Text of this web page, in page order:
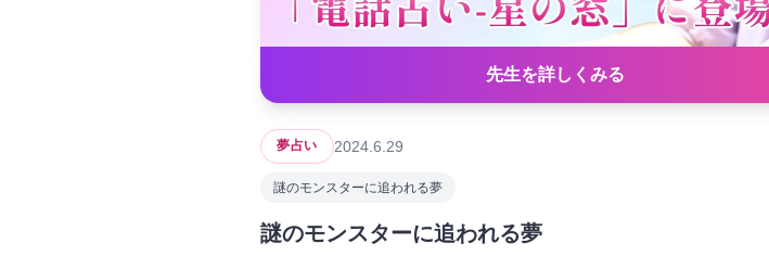
先生を詳しくみる
夢占い 2024.6.29
謎のモンスターに追われる夢
謎のモンスターに追われる夢